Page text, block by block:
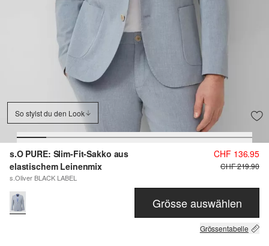
So stylst du den Look
s.O PURE: Slim-Fit-Sakko aus
elastischem Leinenmix
s.Oliver BLACK LABEL
CHF 136.95
CHF 219.90
Grösse auswählen
Grössentabelle